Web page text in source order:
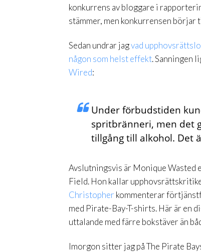
konkurrens av bloggare i
stämmer, men konkurrensen börjar
Sedan undrar jagvad
någon som helst effekt. Sanningen
Wired:
Under förbudstiden
spritbränneri, men det
tillgång till alkohol. Det
Avslutningsvis är Monique
Field. Hon kallar
Christopher kommenterar
med Pirate-Bay-T-shirts. Här är en
uttalande med färre bokstäver än
Imorgon sitter jag på The Pirate